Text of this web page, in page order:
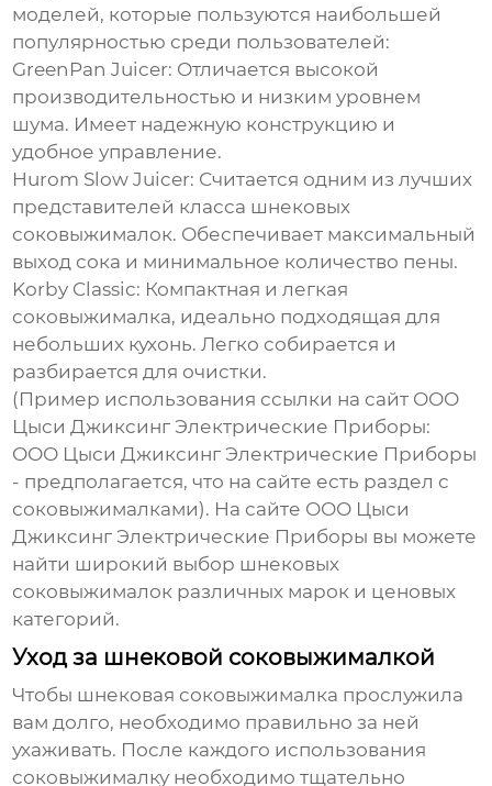
моделей, которые пользуются наибольшей
популярностью среди пользователей:
GreenPan Juicer: Отличается высокой
производительностью и низким уровнем
шума. Имеет надежную конструкцию и
удобное управление.
Hurom Slow Juicer: Считается одним из лучших
представителей класса шнековых
соковыжималок. Обеспечивает максимальный
выход сока и минимальное количество пены.
Korby Classic: Компактная и легкая
соковыжималка, идеально подходящая для
небольших кухонь. Легко собирается и
разбирается для очистки.
(Пример использования ссылки на сайт ООО
Цыси Джиксинг Электрические Приборы:
ООО Цыси Джиксинг Электрические Приборы
- предполагается, что на сайте есть раздел с
соковыжималками). На сайте ООО Цыси
Джиксинг Электрические Приборы вы можете
найти широкий выбор шнековых
соковыжималок различных марок и ценовых
категорий.
Уход за шнековой соковыжималкой
Чтобы шнековая соковыжималка прослужила
вам долго, необходимо правильно за ней
ухаживать. После каждого использования
соковыжималку необходимо тщательно